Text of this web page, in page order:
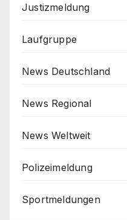
Justizmeldung
Laufgruppe
News Deutschland
News Regional
News Weltweit
Polizeimeldung
Sportmeldungen